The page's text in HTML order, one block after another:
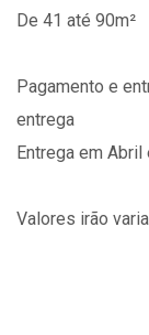
De 41 até 90m²
Pagamento e
entrega
Entrega em
Valores irão